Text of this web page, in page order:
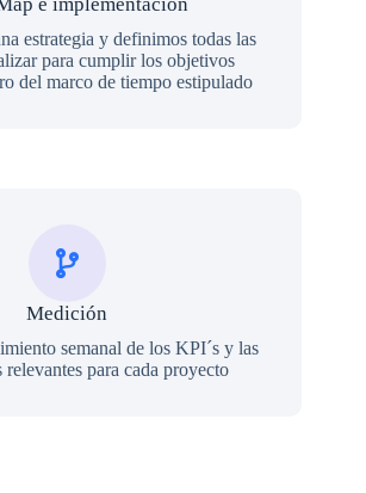
estrategia y definimos todas las
para cumplir los objetivos
del marco de tiempo estipulado
Medición
semanal de los KPI´s y las
relevantes para cada proyecto